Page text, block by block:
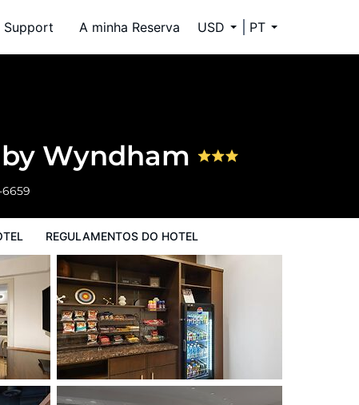
Support A minha Reserva USD PT
Wyndham
6659
REGULAMENTOS DO HOTEL